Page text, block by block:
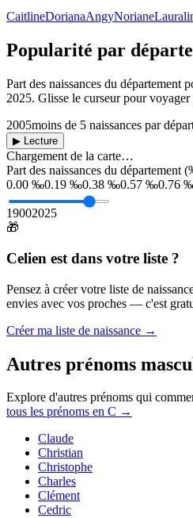
CaitlineDorianaAngyNoriane
Popularité par
Part des naissances du département
2025. Glisse le curseur pour voyager
2005moins de 5 naissances par
▶ Lecture
Chargement de la carte…
Part des naissances du département
0.00 ‰0.19 ‰0.38 ‰0.57 ‰0.76
19002025
🎁
Celien est dans votre liste ?
Pensez à créer votre liste de
envies avec vos proches — c'est
Créer ma liste de naissance →
Autres prénoms
Explore d'autres prénoms qui
tous les prénoms en C →
Claude
Christian
Christophe
Charles
Clément
Cedric